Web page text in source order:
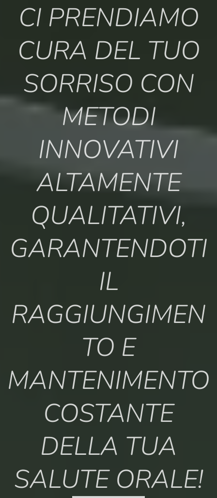
CI PRENDIAMO
CURA DEL TUO
SORRISO CON
METODI
INNOVATIVI
ALTAMENTE
QUALITATIVI,
GARANTENDOTI
IL
RAGGIUNGIMEN
TO E
MANTENIMENTO
COSTANTE
DELLA TUA
SALUTE ORALE!